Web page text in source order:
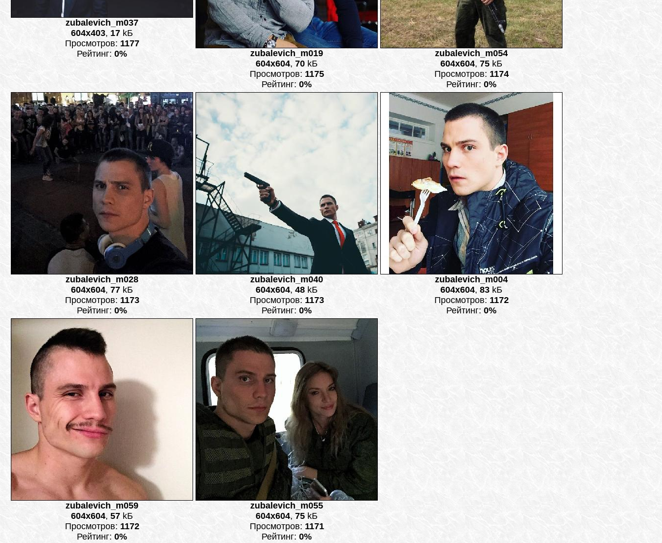
zubalevich_m037
604x403, 17 kБ
Просмотров: 1177
Рейтинг: 0%
zubalevich_m019
604x604, 70 kБ
Просмотров: 1175
Рейтинг: 0%
zubalevich_m054
604x604, 75 kБ
Просмотров: 1174
Рейтинг: 0%
zubalevich_m028
604x604, 77 kБ
Просмотров: 1173
Рейтинг: 0%
zubalevich_m040
604x604, 48 kБ
Просмотров: 1173
Рейтинг: 0%
zubalevich_m004
604x604, 83 kБ
Просмотров: 1172
Рейтинг: 0%
zubalevich_m059
604x604, 57 kБ
Просмотров: 1172
Рейтинг: 0%
zubalevich_m055
604x604, 75 kБ
Просмотров: 1171
Рейтинг: 0%